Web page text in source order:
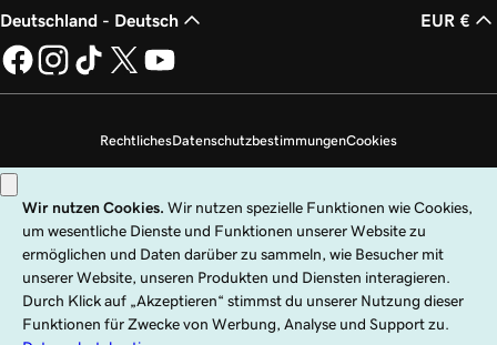
Deutschland - Deutsch EUR €
RechtlichesDatenschutzbestimmungenCookies
Copyright © 1999 – 2026 GoDaddy Operating Company, LLC. Alle Rechte
vorbehalten. Die Wortmarke GoDaddy ist eine eingetragene Marke von
GoDaddy Operating Company, LLC in den USA und anderen Ländern. Das
„GO“-Logo ist eine eingetragene Marke von GoDaddy.com, LLC in den USA.
Die Nutzung dieser Website unterliegt ausdrücklichen Nutzungsbedingungen.